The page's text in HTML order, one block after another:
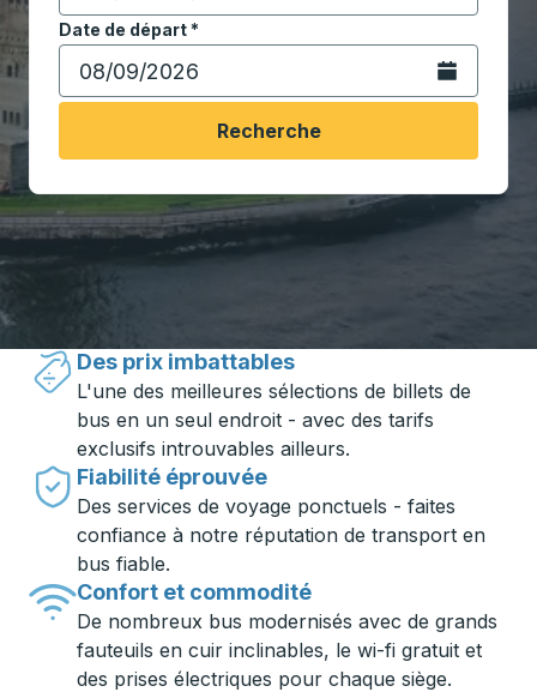
Date de départ*
Tapez la date au format date Barre oblique du mois à
Ouvrez le
Recherche
Voyager en toute simplicité avec
Des prix imbattables
L'une des meilleures sélections de billets de
bus en un seul endroit - avec des tarifs
exclusifs introuvables ailleurs.
Fiabilité éprouvée
Des services de voyage ponctuels - faites
confiance à notre réputation de transport en
bus fiable.
Confort et commodité
De nombreux bus modernisés avec de grands
fauteuils en cuir inclinables, le wi-fi gratuit et
des prises électriques pour chaque siège.